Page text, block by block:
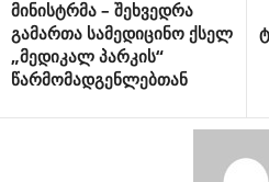
მინისტრმა – შეხვედრა
გამართა სამედიცინო ქსელ
„მედიკალ პარკის“
წარმომადგენლებთან